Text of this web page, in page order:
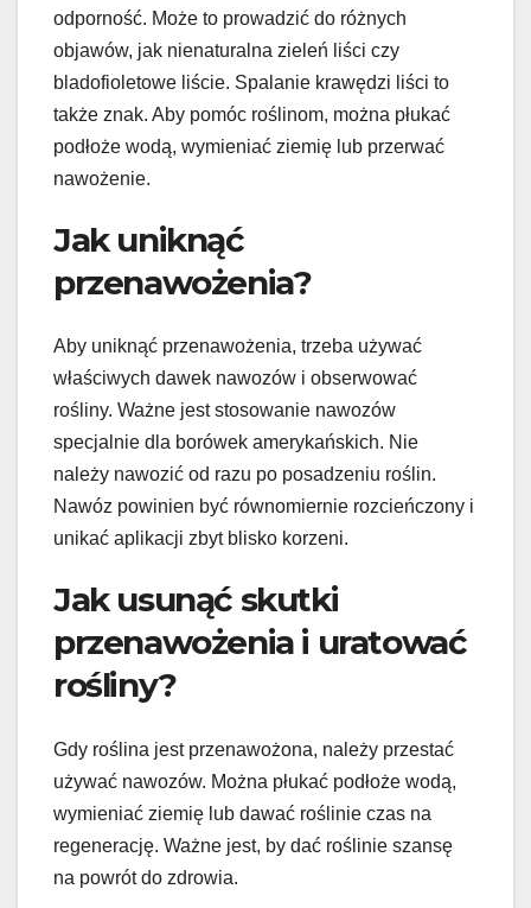
odporność. Może to prowadzić do różnych
objawów, jak nienaturalna zieleń liści czy
bladofioletowe liście. Spalanie krawędzi liści to
także znak. Aby pomóc roślinom, można płukać
podłoże wodą, wymieniać ziemię lub przerwać
nawożenie.
Jak uniknąć
przenawożenia?
Aby uniknąć przenawożenia, trzeba używać
właściwych dawek nawozów i obserwować
rośliny. Ważne jest stosowanie nawozów
specjalnie dla borówek amerykańskich. Nie
należy nawozić od razu po posadzeniu roślin.
Nawóz powinien być równomiernie rozcieńczony i
unikać aplikacji zbyt blisko korzeni.
Jak usunąć skutki
przenawożenia i uratować
rośliny?
Gdy roślina jest przenawożona, należy przestać
używać nawozów. Można płukać podłoże wodą,
wymieniać ziemię lub dawać roślinie czas na
regenerację. Ważne jest, by dać roślinie szansę
na powrót do zdrowia.